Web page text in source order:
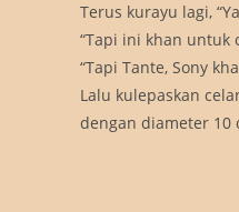
Terus kurayu lagi,
“Tapi ini khan untuk
“Tapi Tante, Sony
Lalu kulepaskan
dengan diameter 10